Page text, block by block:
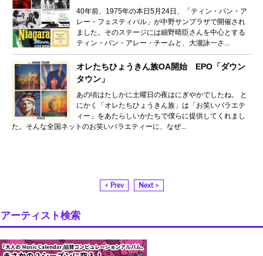
40年前、1975年の本日5月24日、「ティン・パン・ア
レー・フェスティバル」が中野サンプラザで開催され
ました。そのステージには細野晴臣さんを中心とする
ティン・パン・アレー・チームと、大瀧詠一さ...
オレたちひょうきん族OA開始 EPO「ダウン
タウン」
あの頃はたしかに土曜日の夜はにぎやかでしたね。 と
にかく「オレたちひょうきん族」は「お笑いバラエテ
ィー」をあたらしいかたちで僕らに提供してくれまし
た。そんな全国ネットのお笑いバラエティーに、なぜ...
< Prev Next >
アーティスト検索